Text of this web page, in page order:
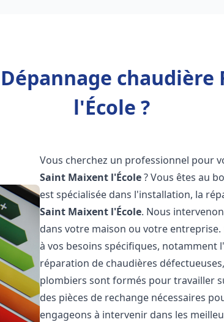
l'École ?
Vous cherchez un professionnel pour
Saint Maixent l'École? Vous êtes au
est spécialisée dans l'installation, la
Saint Maixent l'École. Nous
dans votre maison ou votre
à vos besoins spécifiques, notamment
réparation de chaudières
plombiers sont formés pour travailler
des pièces de rechange nécessaires
engageons à intervenir dans les